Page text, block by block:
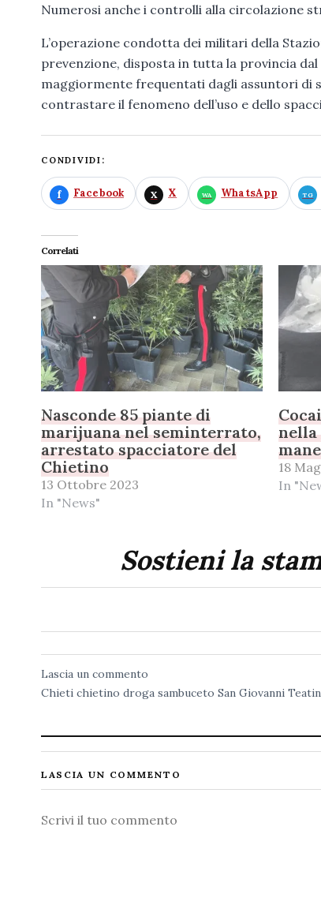
Numerosi anche i controlli alla circolazione
L’operazione condotta dei militari della
prevenzione, disposta in tutta la provincia
maggiormente frequentati dagli assuntori di
contrastare il fenomeno dell’uso e dello
CONDIVIDI:
Facebook X WhatsApp
Correlati
Nasconde 85 piante di
marijuana nel seminterrato,
arrestato spacciatore del
Chietino
13 Ottobre 2023
In "News"
nella
18
In
Sostieni la
Lascia un commento
Chieti chietino droga sambuceto San Giovanni
LASCIA UN COMMENTO
Commento